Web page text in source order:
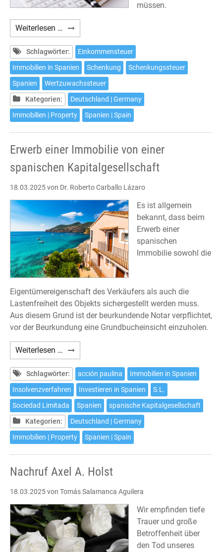
müssen.
Weiterlesen … Schenkung
einer
Immobilie
in
Spanien
und
deren
steuerliche
Auswirkungen
Schlagwörter:
Einkommensteuer
Immobilien in Spanien
Schenkung
Schenkungssteuer
Spanien
Wertzuwachssteuer
Kategorien:
Deutschland | Germany
Immobilien | Property
Spanien | Spain
Erwerb einer Immobilie von einer
spanischen Kapitalgesellschaft
18.03.2025von Dr. Roberto Carballo Lázaro
Es ist allgemein
bekannt, dass beim
Erwerb einer
spanischen
Immobilie sowohl die
Eigentümereigenschaft des Verkäufers als auch die
Lastenfreiheit des Objekts sichergestellt werden muss.
Aus diesem Grund ist der beurkundende Notar verpflichtet,
vor der Beurkundung eine Grundbucheinsicht einzuholen.
Weiterlesen … Erwerb
einer
Immobilie
von
einer
spanischen
Kapitalgesellschaft
Schlagwörter: acción paulina
Immobilien in Spanien
Insolvenzverfahren
Investieren in Spanien
S.L.
Sociedad Limitada
Spanien
spanische Kapitalgesellschaft
Kategorien:
Deutschland | Germany
Immobilien | Property
Spanien | Spain
Nachruf Axel A. Holst
18.03.2025von Tomás Salamanca Aguilera
Wir empfinden tiefe
Trauer und große
Betroffenheit über
den Tod unseres